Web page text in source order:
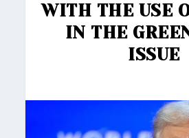
WITH THE USE
IN THE
ISSUE